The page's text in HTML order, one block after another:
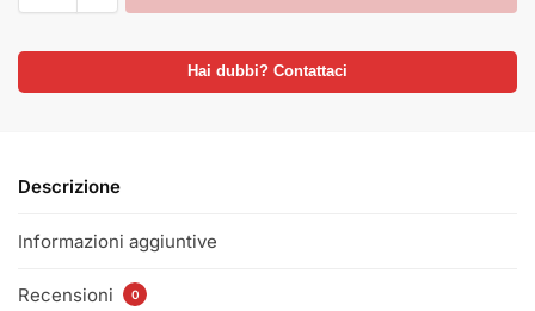
Hai dubbi? Contattaci
Descrizione
Informazioni aggiuntive
Recensioni 0